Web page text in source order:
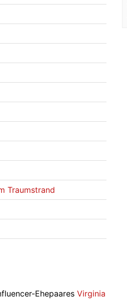
Traumstrand
Ehepaares Virginia